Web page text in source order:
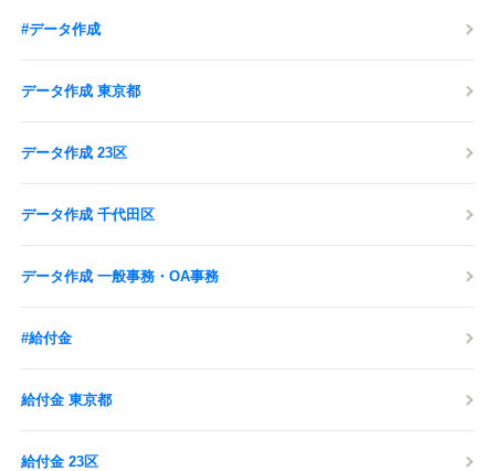
#データ作成
データ作成 東京都
データ作成 23区
データ作成 千代田区
データ作成 一般事務・OA事務
#給付金
給付金 東京都
給付金 23区